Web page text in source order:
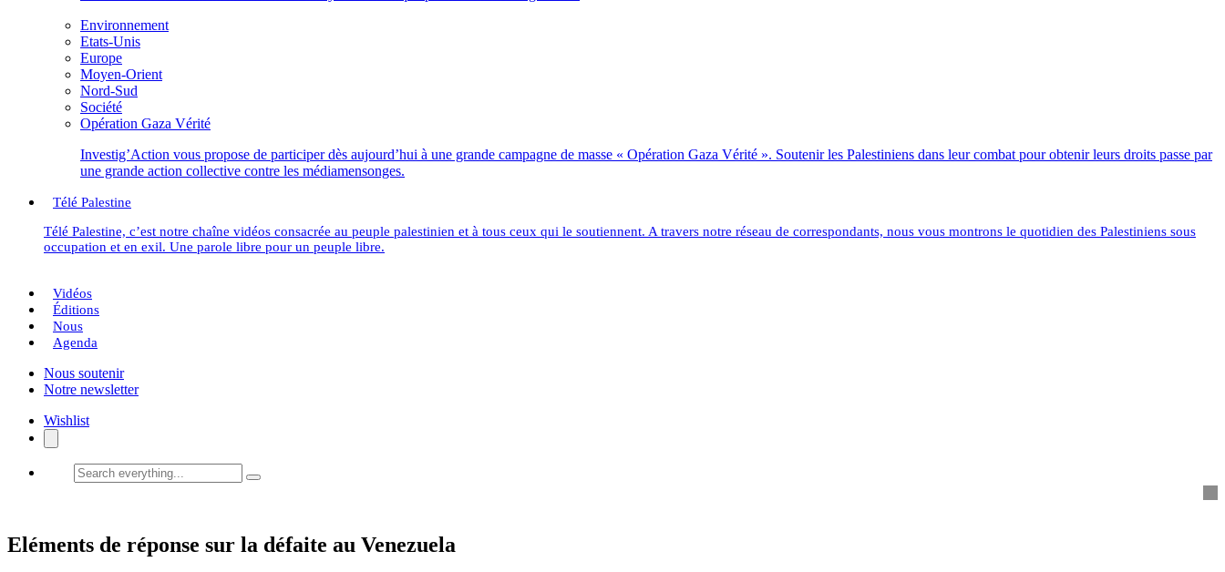
Environnement
Etats-Unis
Europe
Moyen-Orient
Nord-Sud
Société
Opération Gaza Vérité
Investig’Action vous propose de participer dès aujourd’hui à une grande campagne de masse « Opération Gaza Vérité ». Soutenir les Palestiniens dans leur combat pour obtenir leurs droits passe par
une grande action collective contre les médiamensonges.
Télé Palestine
Télé Palestine, c’est notre chaîne vidéos consacrée au peuple palestinien et à tous ceux qui le soutiennent. A travers notre réseau de correspondants, nous vous montrons le quotidien des Palestiniens sous
occupation et en exil. Une parole libre pour un peuple libre.
Vidéos
Éditions
Nous
Agenda
Nous soutenir
Notre newsletter
Wishlist
Search
everything...
Eléments de réponse sur la défaite au Venezuela